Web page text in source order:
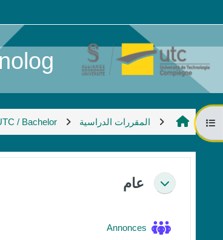
...
فتح فهرس المقرر المقررات الدراسية / Bachelor
الخطوط العريضة للقسم
طي عام
Annonces